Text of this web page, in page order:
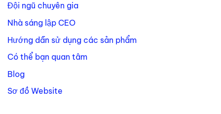
Đội ngũ chuyên gia
Nhà sáng lập CEO
Hướng dẫn sử dụng các sản phẩm
Có thể bạn quan tâm
Blog
Sơ đồ Website